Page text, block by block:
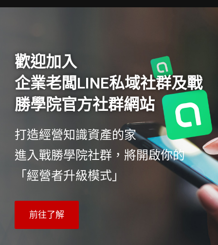
歡迎加入
企業老闆LINE私域社群及戰
勝學院官方社群網站
打造經營知識資產的家
進入戰勝學院社群，將開啟你的
「經營者升級模式」
前往了解